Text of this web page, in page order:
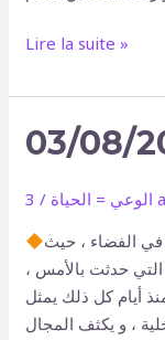
Lire la suite »
03/08/
الوعي = الحياة /
في الفضاء ، حيث
التي حدثت بالأمس ،
أيام كل ذلك يمثل
، و يكثف المجال
03/08/2026